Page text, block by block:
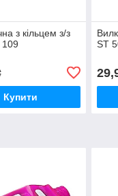
з кільцем з/з
109
Купити
ST